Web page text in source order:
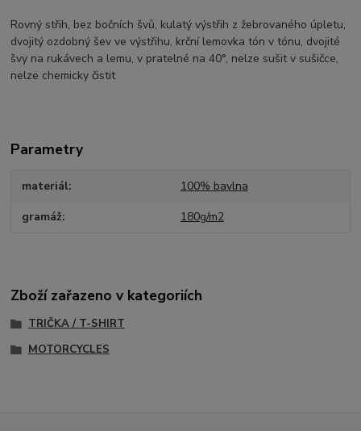
Rovný střih, bez bočních švů, kulatý výstřih z žebrovaného úpletu,
dvojitý ozdobný šev ve výstřihu, krční lemovka tón v tónu, dvojité
švy na rukávech a lemu, v pratelné na 40°, nelze sušit v sušičce,
nelze chemicky čistit
Parametry
materiál 100% bavlna
gramáž 180g/m2
Zboží zařazeno v kategoriích
TRIČKA / T-SHIRT
MOTORCYCLES